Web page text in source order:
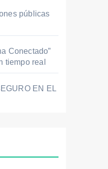
públicas
Conectado”
tiempo real
EN EL